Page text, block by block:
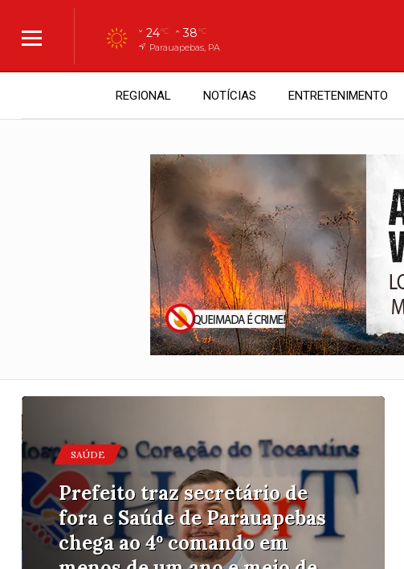
24°C 38°C
Parauapebas, PA
REGIONAL NOTÍCIAS ENTRETENIMENTO
ACEITA
Por 10 votos a 6, Câmara de
Parauapebas aceita denúncia